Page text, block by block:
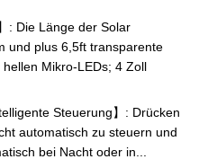
: Die Länge der Solar
und plus 6,5ft transparente
Mikro-LEDs; 4 Zoll
Steuerung】: Drücken
automatisch zu steuern und
bei Nacht oder in...